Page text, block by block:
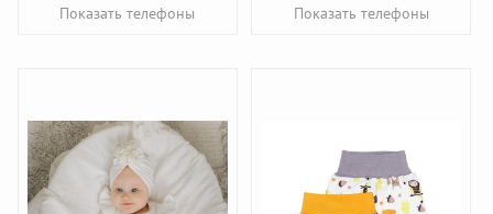
Показать телефоны Показать телефоны